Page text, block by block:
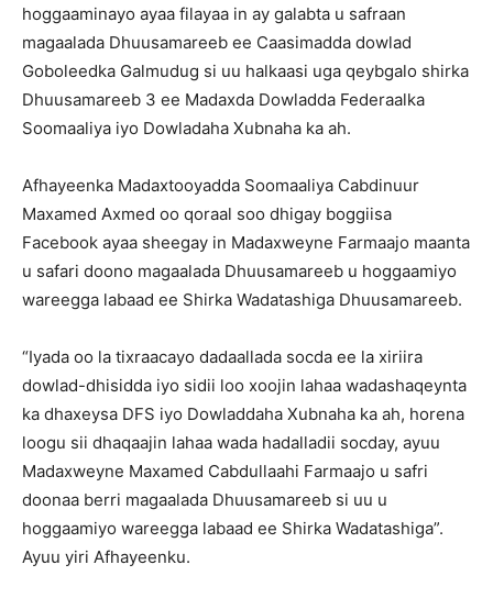
hoggaaminayo ayaa filayaa in ay galabta u safraan
magaalada Dhuusamareeb ee Caasimadda dowlad
Goboleedka Galmudug si uu halkaasi uga qeybgalo shirka
Dhuusamareeb 3 ee Madaxda Dowladda Federaalka
Soomaaliya iyo Dowladaha Xubnaha ka ah.
Afhayeenka Madaxtooyadda Soomaaliya Cabdinuur
Maxamed Axmed oo qoraal soo dhigay boggiisa
Facebook ayaa sheegay in Madaxweyne Farmaajo maanta
u safari doono magaalada Dhuusamareeb u hoggaamiyo
wareegga labaad ee Shirka Wadatashiga Dhuusamareeb.
“Iyada oo la tixraacayo dadaallada socda ee la xiriira
dowlad-dhisidda iyo sidii loo xoojin lahaa wadashaqeynta
ka dhaxeysa DFS iyo Dowladdaha Xubnaha ka ah, horena
loogu sii dhaqaajin lahaa wada hadalladii socday, ayuu
Madaxweyne Maxamed Cabdullaahi Farmaajo u safri
doonaa berri magaalada Dhuusamareeb si uu u
hoggaamiyo wareegga labaad ee Shirka Wadatashiga”.
Ayuu yiri Afhayeenku.